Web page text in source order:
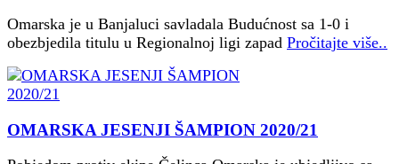
Omarska je u Banjaluci savladala Budućnost sa 1-0 i
obezbjedila titulu u Regionalnoj ligi zapad Pročitajte više..
OMARSKA JESENJI ŠAMPION 2020/21